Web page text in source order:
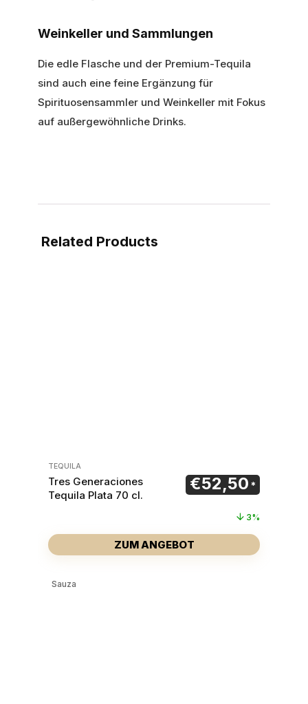
Weinkeller und Sammlungen
Die edle Flasche und der Premium-Tequila
sind auch eine feine Ergänzung für
Spirituosensammler und Weinkeller mit Fokus
auf außergewöhnliche Drinks.
Related Products
TEQUILA
Tres Generaciones
Tequila Plata 70 cl.
Ursprünglicher Preis
€52,50
3%
ZUM ANGEBOT
Sauza